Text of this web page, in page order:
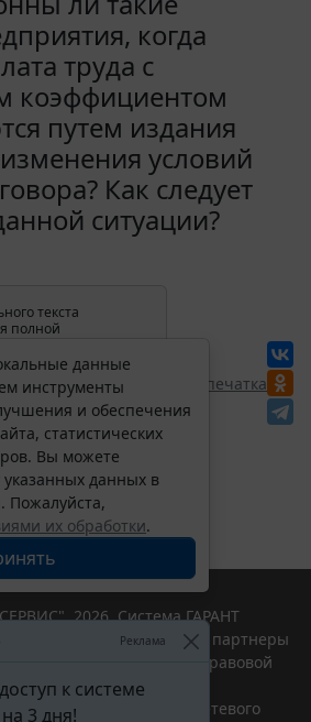
когда
труда с
путем издания
условий
Как следует
ситуации?
текста
полной
применения
поиском в
ГАРАНТ:
Перепечатка
данные
инструменты
и обеспечения
статистических
Вы можете
указанных данных в
Пожалуйста,
их обработки.
Реклама
к системе
3 дня!
2026. Система ГАРАНТ
Компания "Гарант" и ее партнеры
Российской ассоциации правовой
в качестве сетевого